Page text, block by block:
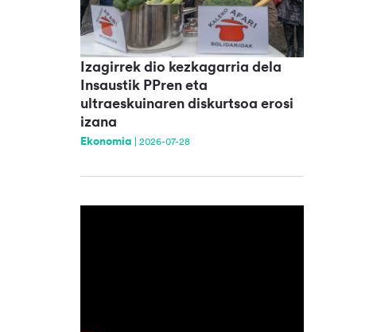
Izagirrek dio kezkagarria dela
Insaustik PPren eta
ultraeskuinaren diskurtsoa erosi
izana
Ekonomia 2026-07-28